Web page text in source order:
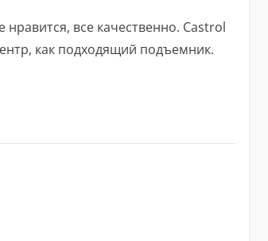
все качественно. Castrol
как подходящий подъемник.